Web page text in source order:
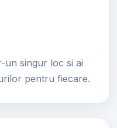
un singur loc si ai
pentru fiecare.